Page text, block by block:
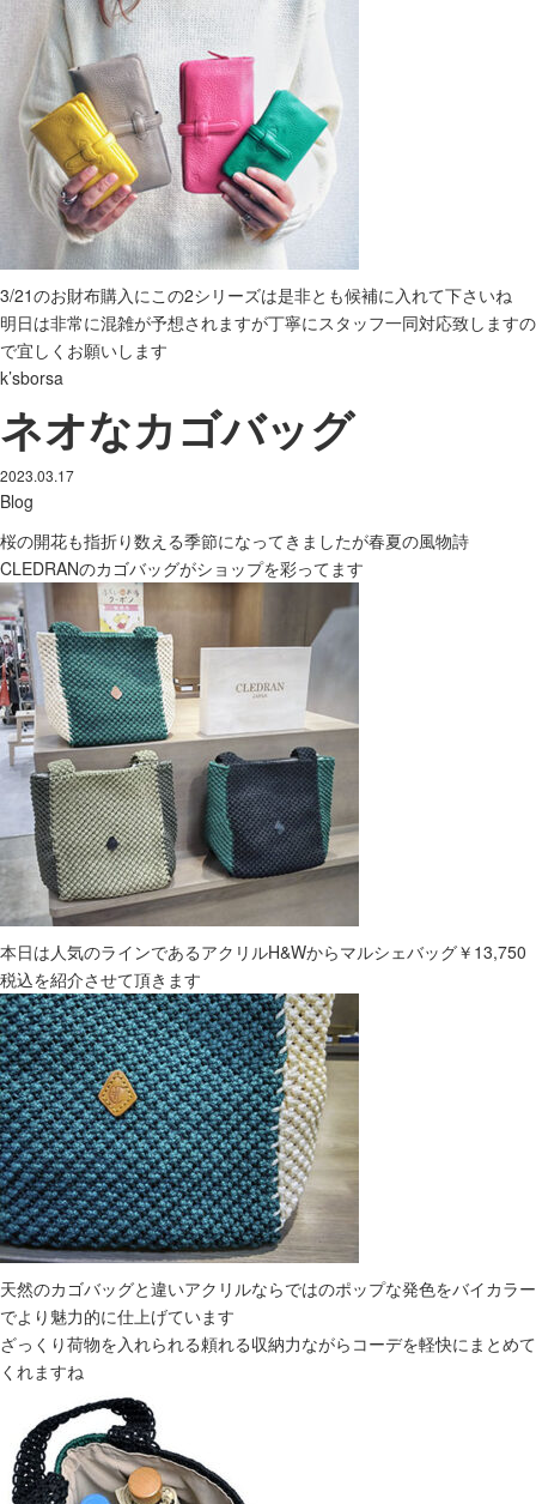
3/21のお財布購入にこの2シリーズは是非とも候補に入れて下さいね
明日は非常に混雑が予想されますが丁寧にスタッフ一同対応致しますの
で宜しくお願いします
k’sborsa
ネオなカゴバッグ
2023.03.17
Blog
桜の開花も指折り数える季節になってきましたが春夏の風物詩
CLEDRANのカゴバッグがショップを彩ってます
本日は人気のラインであるアクリルH&Wからマルシェバッグ￥13,750
税込を紹介させて頂きます
天然のカゴバッグと違いアクリルならではのポップな発色をバイカラー
でより魅力的に仕上げています
ざっくり荷物を入れられる頼れる収納力ながらコーデを軽快にまとめて
くれますね